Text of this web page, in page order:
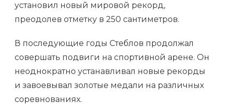
установил новый мировой рекорд,
преодолев отметку в 250 сантиметров.
В последующие годы Стеблов продолжал
совершать подвиги на спортивной арене. Он
неоднократно устанавливал новые рекорды
и завоевывал золотые медали на различных
соревнованиях.